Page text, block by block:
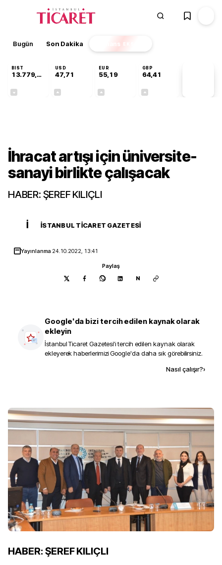
Bugün Son Dakika Finans EKSTRA
BIST
13.779,39
USD
47,71
EUR
55,19
GBP
64,41
İhracat artışı için üniversite-
sanayi birlikte çalışacak
HABER: ŞEREF KILIÇLI
İ İSTANBUL TICARET GAZETESI
Yayınlanma 24.10.2022, 13:41
Paylaş
N
Google'da bizi tercih edilen kaynak olarak
ekleyin
İstanbul Ticaret Gazetesi'i tercih edilen kaynak olarak
ekleyerek haberlerimizi Google'da daha sık görebilirsiniz.
Nasıl çalışır?›
HABER: ŞEREF KILIÇLI